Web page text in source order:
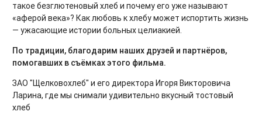
такое безглютеновый хлеб и почему его уже называют
«аферой века»? Как любовь к хлебу может испортить жизнь
— ужасающие истории больных целиакией.
По традиции, благодарим наших друзей и партнёров,
помогавших в съёмках этого фильма.
ЗАО "Щелковохлеб" и его директора Игоря Викторовича
Ларина, где мы снимали удивительно вкусный тостовый
хлеб